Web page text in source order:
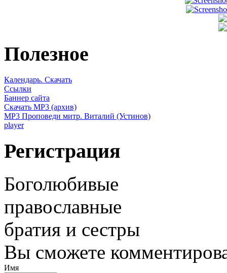
Полезное
Календарь. Скачать
Ссылки
Баннер сайта
Скачать MP3 (архив)
MP3 Проповеди митр. Виталий (Устинов)
player
Регистрация
Боголюбивые
православные
братия и сестры
Вы сможете
Имя